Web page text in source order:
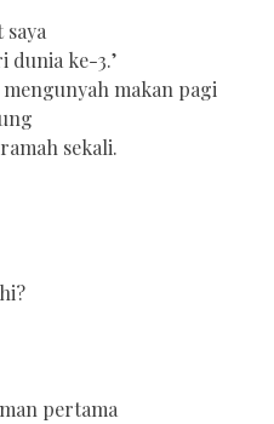
dunia ke-3.’
makan pagi
sekali.
pertama